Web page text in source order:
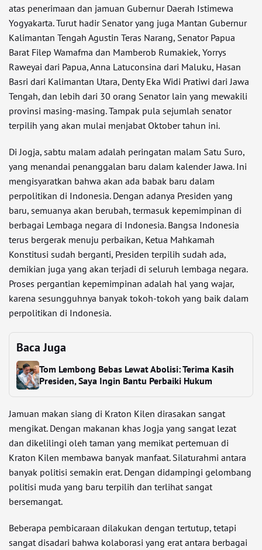
atas penerimaan dan jamuan Gubernur Daerah Istimewa
Yogyakarta. Turut hadir Senator yang juga Mantan Gubernur
Kalimantan Tengah Agustin Teras Narang, Senator Papua
Barat Filep Wamafma dan Mamberob Rumakiek, Yorrys
Raweyai dari Papua, Anna Latuconsina dari Maluku, Hasan
Basri dari Kalimantan Utara, Denty Eka Widi Pratiwi dari Jawa
Tengah, dan lebih dari 30 orang Senator lain yang mewakili
provinsi masing-masing. Tampak pula sejumlah senator
terpilih yang akan mulai menjabat Oktober tahun ini.
Di Jogja, sabtu malam adalah peringatan malam Satu Suro,
yang menandai penanggalan baru dalam kalender Jawa. Ini
mengisyaratkan bahwa akan ada babak baru dalam
perpolitikan di Indonesia. Dengan adanya Presiden yang
baru, semuanya akan berubah, termasuk kepemimpinan di
berbagai Lembaga negara di Indonesia. Bangsa Indonesia
terus bergerak menuju perbaikan, Ketua Mahkamah
Konstitusi sudah berganti, Presiden terpilih sudah ada,
demikian juga yang akan terjadi di seluruh lembaga negara.
Proses pergantian kepemimpinan adalah hal yang wajar,
karena sesungguhnya banyak tokoh-tokoh yang baik dalam
perpolitikan di Indonesia.
Baca Juga
Tom Lembong Bebas Lewat Abolisi: Terima Kasih
Presiden, Saya Ingin Bantu Perbaiki Hukum
Jamuan makan siang di Kraton Kilen dirasakan sangat
mengikat. Dengan makanan khas Jogja yang sangat lezat
dan dikelilingi oleh taman yang memikat pertemuan di
Kraton Kilen membawa banyak manfaat. Silaturahmi antara
banyak politisi semakin erat. Dengan didampingi gelombang
politisi muda yang baru terpilih dan terlihat sangat
bersemangat.
Beberapa pembicaraan dilakukan dengan tertutup, tetapi
sangat disadari bahwa kolaborasi yang erat antara berbagai